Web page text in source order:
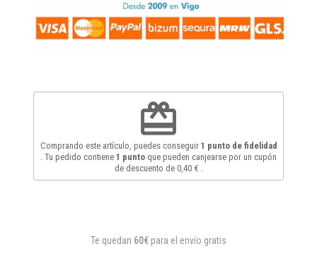
redeem
Comprando este artículo, puedes conseguir 1 punto de fidelidad
. Tu pedido contiene 1 punto que pueden canjearse por un cupón
de descuento de 0,40 €
Te quedan 60€ para el envío gratis